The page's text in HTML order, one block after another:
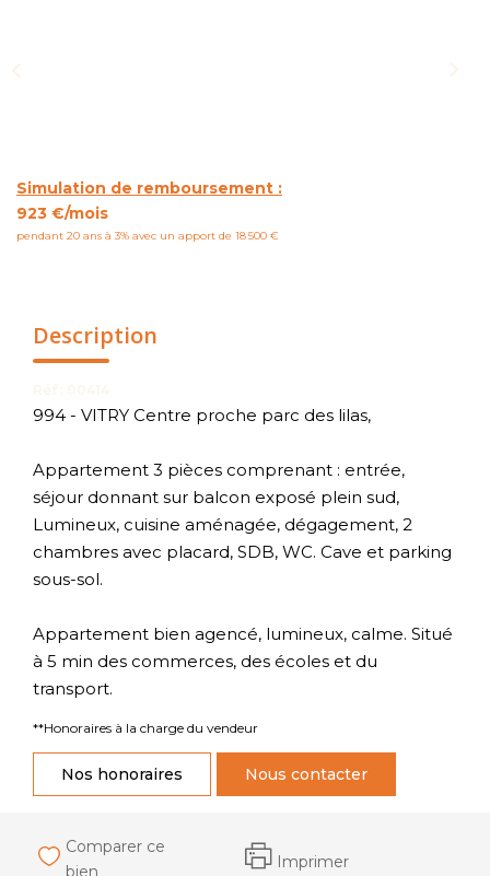
Simulation de remboursement :
923 €/mois
pendant 20 ans à 3% avec un apport de 18 500 €
Description
994 - VITRY Centre proche parc des lilas,
Appartement 3 pièces comprenant : entrée,
séjour donnant sur balcon exposé plein sud,
Lumineux, cuisine aménagée, dégagement, 2
chambres avec placard, SDB, WC. Cave et parking
sous-sol.
Appartement bien agencé, lumineux, calme. Situé
à 5 min des commerces, des écoles et du
transport.
**Honoraires à la charge du vendeur
Nos honoraires Nous contacter
Comparer ce
bien
Imprimer